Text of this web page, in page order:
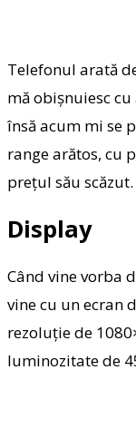
Telefonul arată
mă obișnuiesc
însă acum mi se
range arătos, cu
prețul său scăzut.
Display
Când vine vorba
vine cu un ecran
rezoluție de
luminozitate de